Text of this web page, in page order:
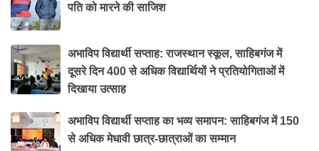
पति को मारने की साजिश
अभाविप विद्यार्थी सप्ताह: राजस्थान स्कूल, साहिबगंज में
दूसरे दिन 400 से अधिक विद्यार्थियों ने प्रतियोगिताओं में
दिखाया उत्साह
अभाविप विद्यार्थी सप्ताह का भव्य समापन: साहिबगंज में 150
से अधिक मेधावी छात्र-छात्राओं का सम्मान